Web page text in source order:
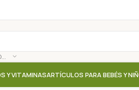
SELECCIONAR CATEGORÍA
Y VITAMINASARTÍCULOS PARA BEBÉS Y